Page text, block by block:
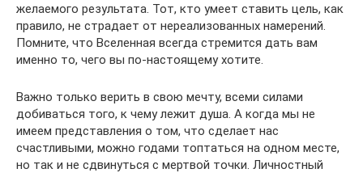
желаемого результата. Тот, кто умеет ставить цель, как
правило, не страдает от нереализованных намерений.
Помните, что Вселенная всегда стремится дать вам
именно то, чего вы по-настоящему хотите.
Важно только верить в свою мечту, всеми силами
добиваться того, к чему лежит душа. А когда мы не
имеем представления о том, что сделает нас
счастливыми, можно годами топтаться на одном месте,
но так и не сдвинуться с мертвой точки. Личностный